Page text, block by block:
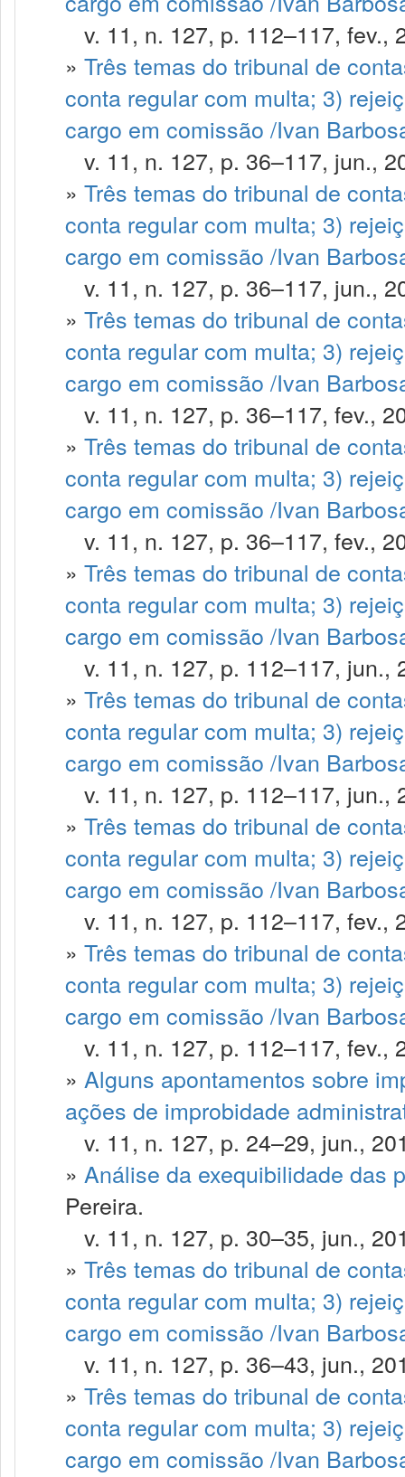
v. 11, n. 127, p. 112–117, fev.,
» Três temas do tribunal de
conta regular com multa; 3)
cargo em comissão /Ivan
v. 11, n. 127, p. 36–117, jun.,
» Três temas do tribunal de
conta regular com multa; 3)
cargo em comissão /Ivan
v. 11, n. 127, p. 36–117, jun.,
» Três temas do tribunal de
conta regular com multa; 3)
cargo em comissão /Ivan
v. 11, n. 127, p. 36–117, fev.,
» Três temas do tribunal de
conta regular com multa; 3)
cargo em comissão /Ivan
v. 11, n. 127, p. 36–117, fev.,
» Três temas do tribunal de
conta regular com multa; 3)
cargo em comissão /Ivan
v. 11, n. 127, p. 112–117, jun.,
» Três temas do tribunal de
conta regular com multa; 3)
cargo em comissão /Ivan
v. 11, n. 127, p. 112–117, jun.,
» Três temas do tribunal de
conta regular com multa; 3)
cargo em comissão /Ivan
v. 11, n. 127, p. 112–117, fev.,
» Três temas do tribunal de
conta regular com multa; 3)
cargo em comissão /Ivan
v. 11, n. 127, p. 112–117, fev.,
» Alguns apontamentos sobre
ações de improbidade
v. 11, n. 127, p. 24–29, jun.,
» Análise da exequibilidade das
Pereira.
v. 11, n. 127, p. 30–35, jun.,
» Três temas do tribunal de
conta regular com multa; 3)
cargo em comissão /Ivan
v. 11, n. 127, p. 36–43, jun.,
» Três temas do tribunal de
conta regular com multa; 3)
cargo em comissão /Ivan